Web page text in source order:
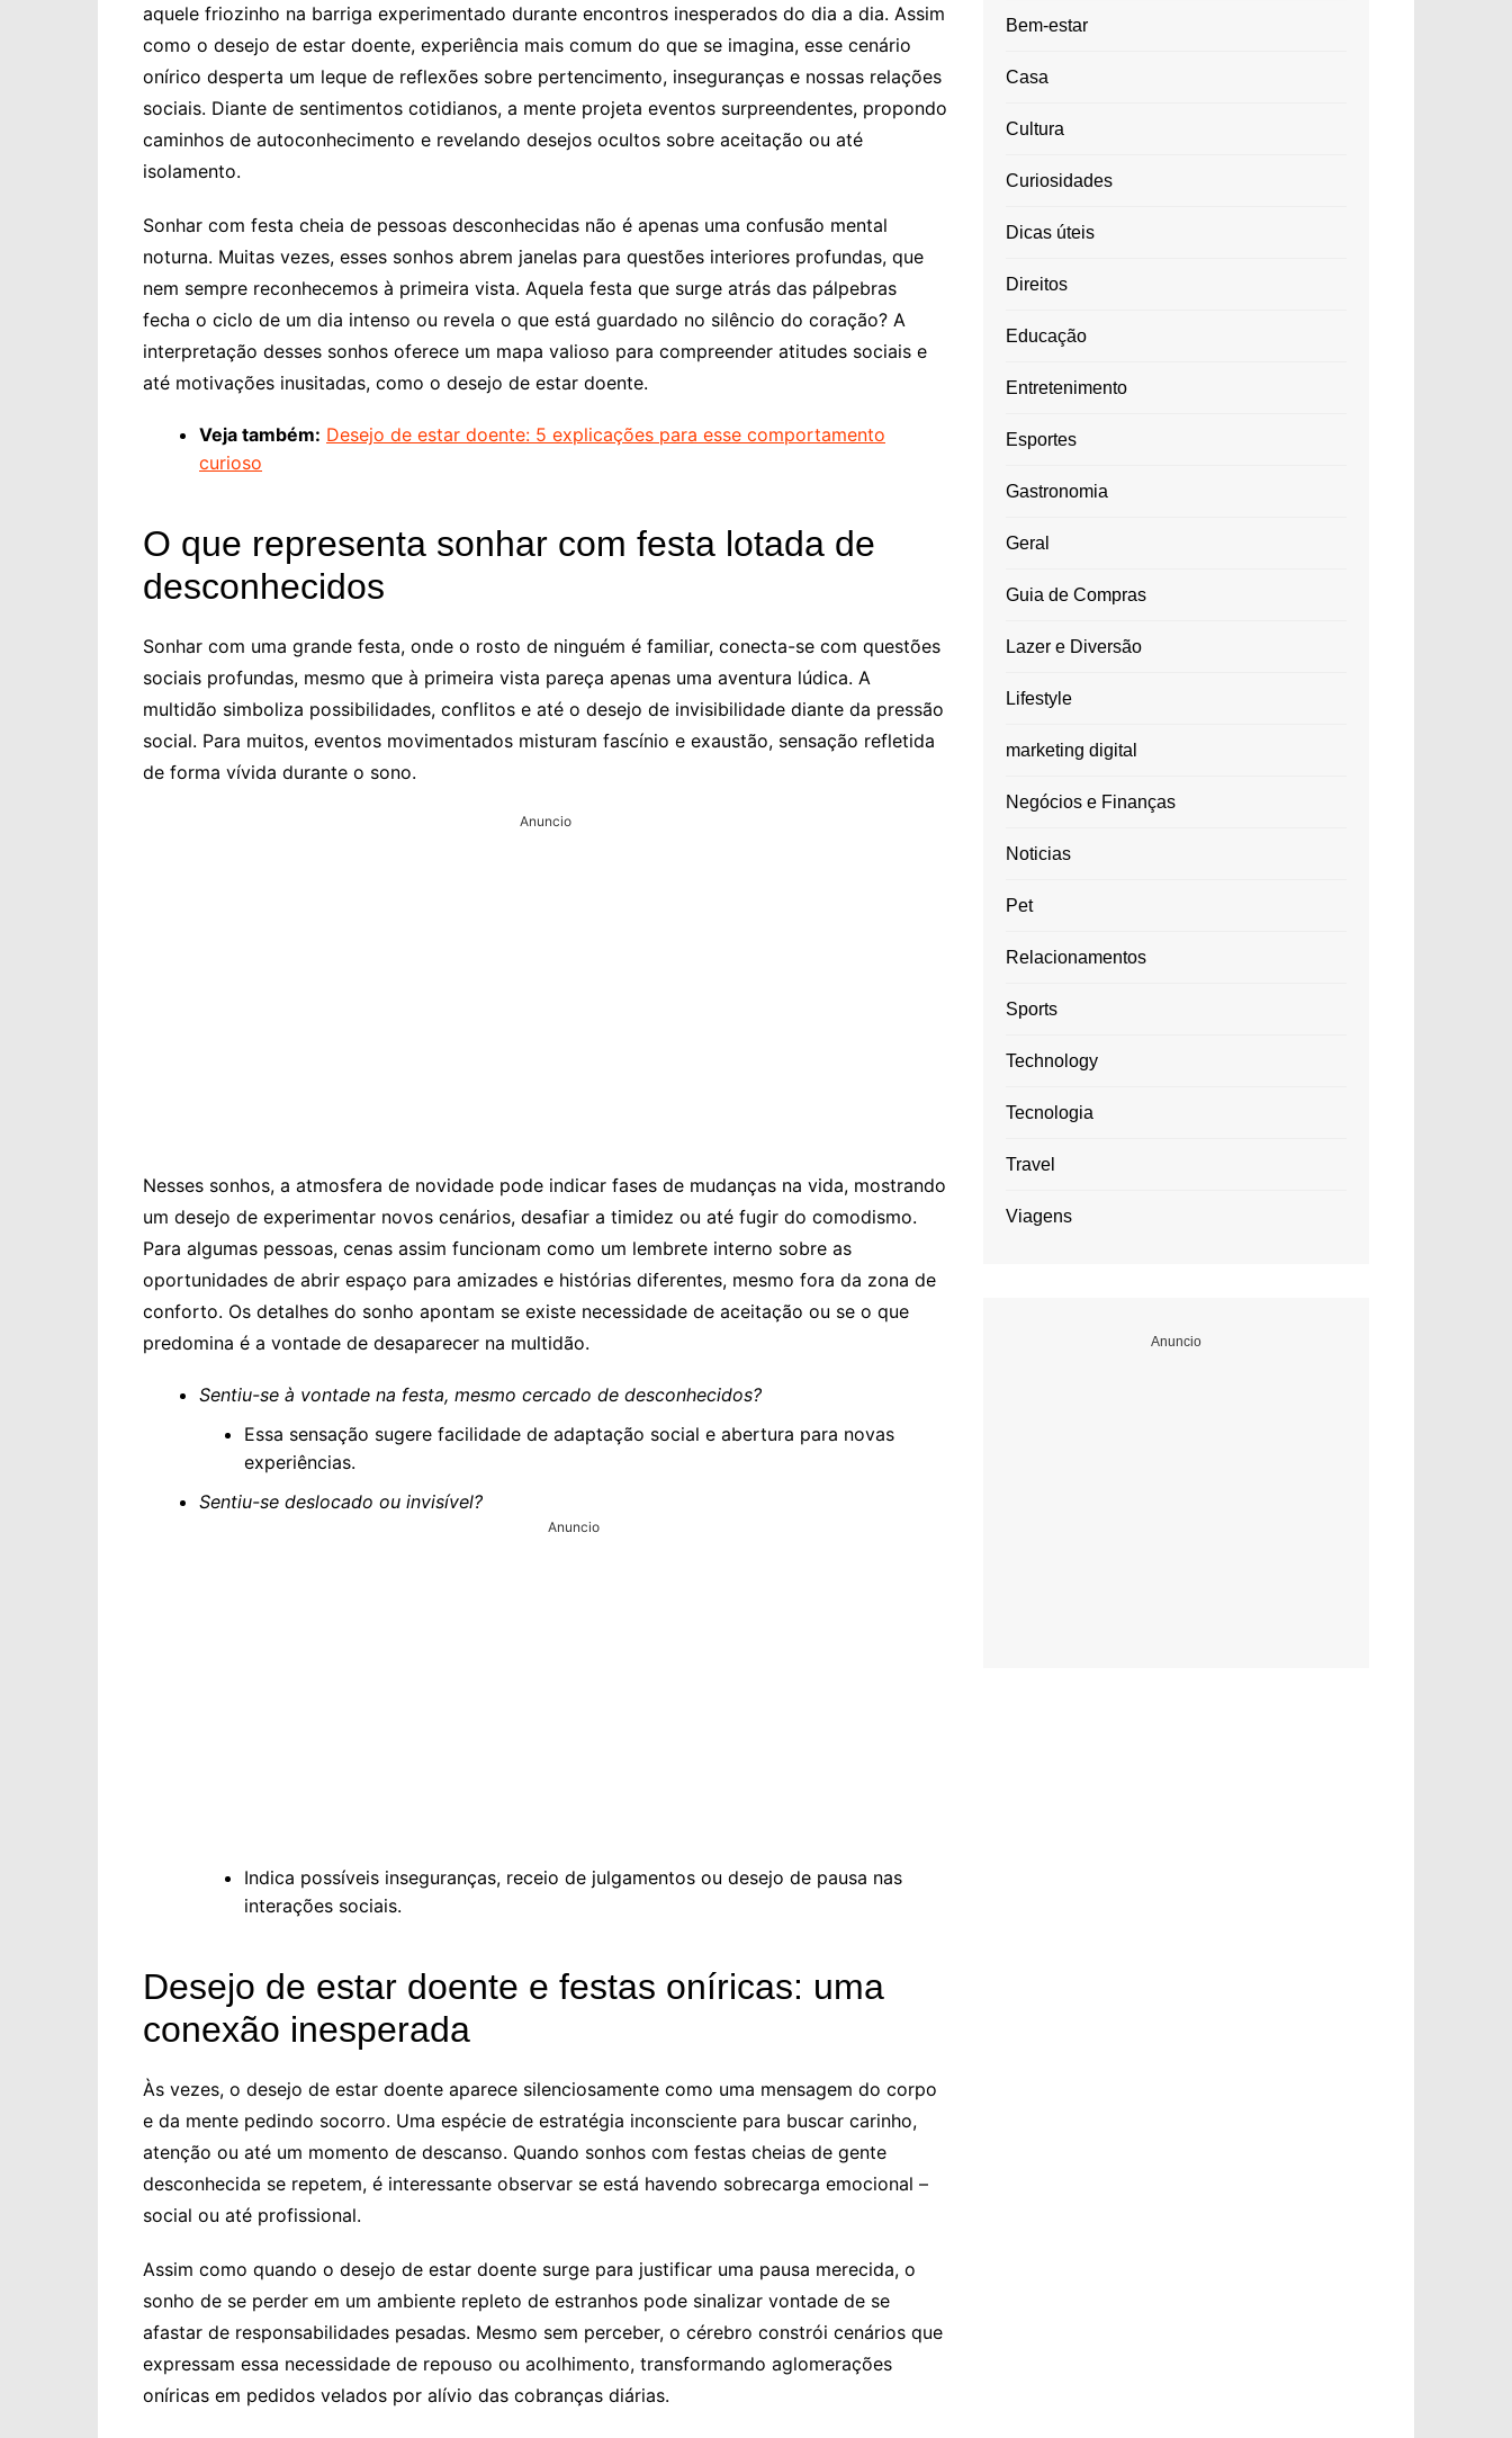
aquele friozinho na barriga experimentado durante encontros inesperados do dia a dia. Assim
como o desejo de estar doente, experiência mais comum do que se imagina, esse cenário
onírico desperta um leque de reflexões sobre pertencimento, inseguranças e nossas relações
sociais. Diante de sentimentos cotidianos, a mente projeta eventos surpreendentes, propondo
caminhos de autoconhecimento e revelando desejos ocultos sobre aceitação ou até
isolamento.
Sonhar com festa cheia de pessoas desconhecidas não é apenas uma confusão mental
noturna. Muitas vezes, esses sonhos abrem janelas para questões interiores profundas, que
nem sempre reconhecemos à primeira vista. Aquela festa que surge atrás das pálpebras
fecha o ciclo de um dia intenso ou revela o que está guardado no silêncio do coração? A
interpretação desses sonhos oferece um mapa valioso para compreender atitudes sociais e
até motivações inusitadas, como o desejo de estar doente.
Veja também: Desejo de estar doente: 5 explicações para esse comportamento
curioso
O que representa sonhar com festa lotada de
desconhecidos
Sonhar com uma grande festa, onde o rosto de ninguém é familiar, conecta-se com questões
sociais profundas, mesmo que à primeira vista pareça apenas uma aventura lúdica. A
multidão simboliza possibilidades, conflitos e até o desejo de invisibilidade diante da pressão
social. Para muitos, eventos movimentados misturam fascínio e exaustão, sensação refletida
de forma vívida durante o sono.
Anuncio
Nesses sonhos, a atmosfera de novidade pode indicar fases de mudanças na vida, mostrando
um desejo de experimentar novos cenários, desafiar a timidez ou até fugir do comodismo.
Para algumas pessoas, cenas assim funcionam como um lembrete interno sobre as
oportunidades de abrir espaço para amizades e histórias diferentes, mesmo fora da zona de
conforto. Os detalhes do sonho apontam se existe necessidade de aceitação ou se o que
predomina é a vontade de desaparecer na multidão.
Sentiu-se à vontade na festa, mesmo cercado de desconhecidos?
Essa sensação sugere facilidade de adaptação social e abertura para novas
experiências.
Sentiu-se deslocado ou invisível?
Anuncio
Indica possíveis inseguranças, receio de julgamentos ou desejo de pausa nas
interações sociais.
Desejo de estar doente e festas oníricas: uma
conexão inesperada
Às vezes, o desejo de estar doente aparece silenciosamente como uma mensagem do corpo
e da mente pedindo socorro. Uma espécie de estratégia inconsciente para buscar carinho,
atenção ou até um momento de descanso. Quando sonhos com festas cheias de gente
desconhecida se repetem, é interessante observar se está havendo sobrecarga emocional –
social ou até profissional.
Assim como quando o desejo de estar doente surge para justificar uma pausa merecida, o
sonho de se perder em um ambiente repleto de estranhos pode sinalizar vontade de se
afastar de responsabilidades pesadas. Mesmo sem perceber, o cérebro constrói cenários que
expressam essa necessidade de repouso ou acolhimento, transformando aglomerações
oníricas em pedidos velados por alívio das cobranças diárias.
Bem-estar
Casa
Cultura
Curiosidades
Dicas úteis
Direitos
Educação
Entretenimento
Esportes
Gastronomia
Geral
Guia de Compras
Lazer e Diversão
Lifestyle
marketing digital
Negócios e Finanças
Noticias
Pet
Relacionamentos
Sports
Technology
Tecnologia
Travel
Viagens
Anuncio